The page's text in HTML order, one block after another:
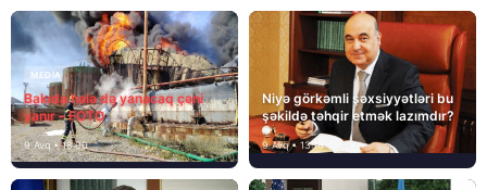
MEDİA
Bakıda hələ də yanacaq çəni
yanır – FOTO
9 Avq • 18:00
Niyə görkəmli şəxsiyyətləri bu
şəkildə təhqir etmək lazımdır?
9 Avq • 13:16